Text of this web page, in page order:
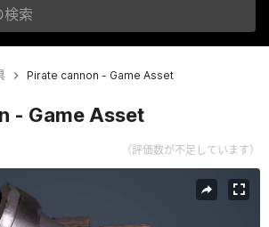
Pirate cannon - Game Asset
- Game Asset
（評価数が不足しています）
6